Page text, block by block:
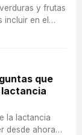
y frutas
incluir en el
de tus hijos!
que
lactancia
la lactancia
desde ahora